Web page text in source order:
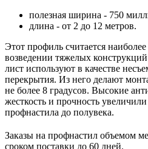
полезная ширина - 750
длина - от 2 до 12 метров.
Этот профиль считается
возведении тяжелых
лист используют в качестве
перекрытия. Из него делают
не более 8 градусов. Высокие
жесткость и прочность
профнастила до полувека.
Заказы на профнастил объемом
сроком поставки до 60 дней.